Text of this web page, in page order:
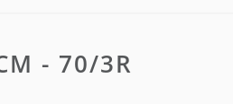
- 70/3R